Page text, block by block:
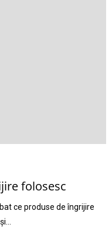
folosesc
ce produse de îngrijire